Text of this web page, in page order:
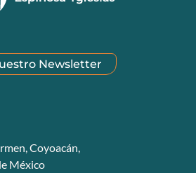
Newsletter
Coyoacán,
México